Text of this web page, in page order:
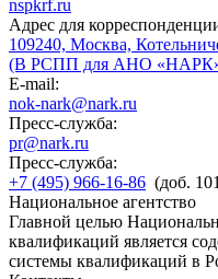
nspkrf.ru
Адрес для
109240, Москва,
(В РСПП для АНО
E-mail:
nok-nark@nark.ru
Пресс-служба:
pr@nark.ru
Пресс-служба:
+7 (495) 966-16-86 (доб.
Национальное агентство
Главной целью
квалификаций является
системы квалификаций в